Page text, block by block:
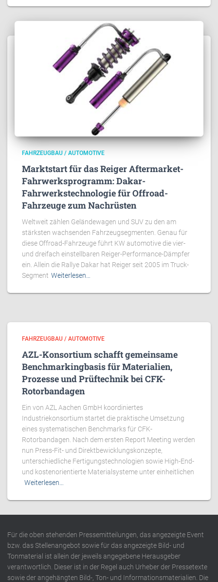
FAHRZEUGBAU / AUTOMOTIVE
Marktstart für das Reiger Aftermarket-
Fahrwerksprogramm: Dakar-
Fahrwerkstechnologie für Offroad-
Fahrzeuge zum Nachrüsten
Weltweit zählen Geländewagen und SUV zu den am
stärksten wachsenden Fahrzeugsegmenten. Genau für
diese Offroad-Fahrzeuge führt KW automotive die vier-
und dreifach einstellbaren Reiger-Performance-Dämpfer
ein. Allein die Rallye Dakar hat Reiger seit 2005 im Truck-
Segment Weiterlesen…
FAHRZEUGBAU / AUTOMOTIVE
AZL-Konsortium schafft gemeinsame
Benchmarkingbasis für Materialien,
Prozesse und Prüftechnik bei CFK-
Rotorbandagen
Ein von AZL Aachen GmbH koordiniertes
Industriekonsortium startet die praktische Umsetzung
eines systematischen Benchmarks für CFK-
Rotorbandagen. Nach dem ersten Report Meeting werden
nun Press-Fit- und Direktbewicklungskonzepte,
unterschiedliche Fertigungstechnologien sowie High-End-
und kostenorientierte Materialsysteme unter einheitlichen
Weiterlesen…
Für die oben stehenden Pressemitteilungen, das angezeigte Event
bzw. das Stellenangebot sowie für das angezeigte Bild- und
Tonmaterial ist allein der jeweils angegebene Herausgeber
verantwortlich. Dieser ist in der Regel auch Urheber der Pressetexte
sowie der angehängten Bild-, Ton- und Informationsmaterialien. Die